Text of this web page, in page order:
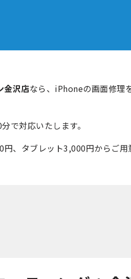
金沢店なら、iPhoneの画面修理
で対応いたします。
円、タブレット3,000円からご用